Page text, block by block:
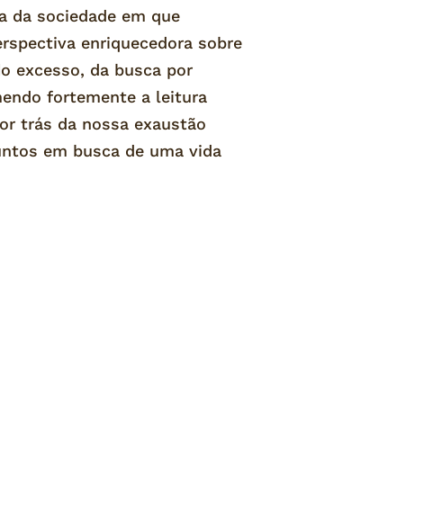
da sociedade em que
enriquecedora sobre
excesso, da busca por
fortemente a leitura
trás da nossa exaustão
em busca de uma vida